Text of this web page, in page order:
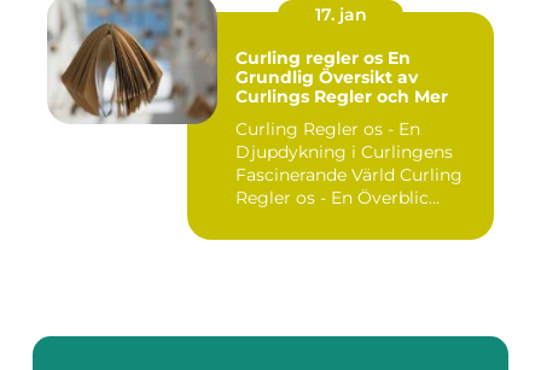
17. jan
Curling regler os En
Grundlig Översikt av
Curlings Regler och Mer
Curling Regler os - En
Djupdykning i Curlingens
Fascinerande Värld Curling
Regler os - En Överblic...